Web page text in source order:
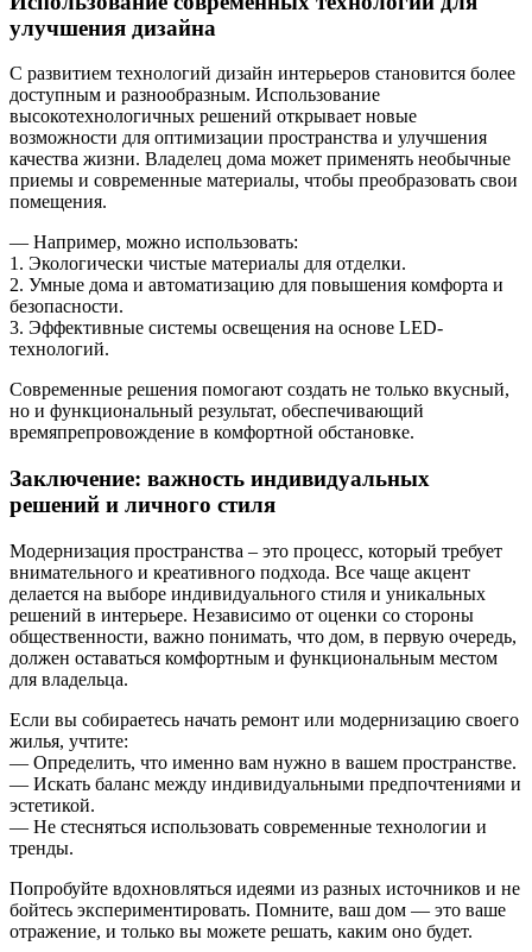
улучшения дизайна
С развитием технологий дизайн интерьеров становится более
доступным и разнообразным. Использование
высокотехнологичных решений открывает новые
возможности для оптимизации пространства и улучшения
качества жизни. Владелец дома может применять необычные
приемы и современные материалы, чтобы преобразовать свои
помещения.
— Например, можно использовать:
1. Экологически чистые материалы для отделки.
2. Умные дома и автоматизацию для повышения комфорта и
безопасности.
3. Эффективные системы освещения на основе LED-
технологий.
Современные решения помогают создать не только вкусный,
но и функциональный результат, обеспечивающий
времяпрепровождение в комфортной обстановке.
Заключение: важность индивидуальных
решений и личного стиля
Модернизация пространства – это процесс, который требует
внимательного и креативного подхода. Все чаще акцент
делается на выборе индивидуального стиля и уникальных
решений в интерьере. Независимо от оценки со стороны
общественности, важно понимать, что дом, в первую очередь,
должен оставаться комфортным и функциональным местом
для владельца.
Если вы собираетесь начать ремонт или модернизацию своего
жилья, учтите:
— Определить, что именно вам нужно в вашем пространстве.
— Искать баланс между индивидуальными предпочтениями и
эстетикой.
— Не стесняться использовать современные технологии и
тренды.
Попробуйте вдохновляться идеями из разных источников и не
бойтесь экспериментировать. Помните, ваш дом — это ваше
отражение, и только вы можете решать, каким оно будет.